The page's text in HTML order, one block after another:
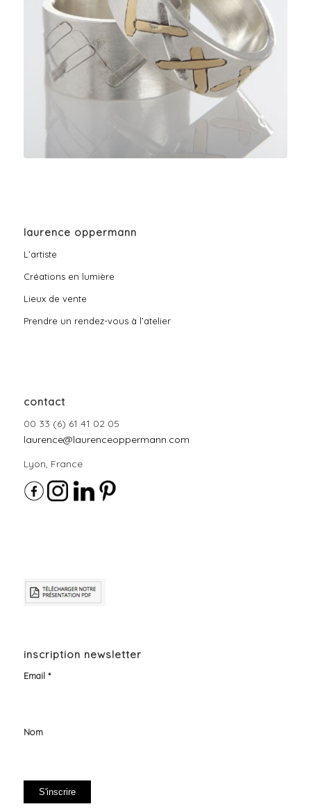
BIjoux pour Hommes
laurence oppermann
L’artiste
Créations en lumière
Lieux de vente
Prendre un rendez-vous à l’atelier
contact
00 33 (6) 61 41 02 05
laurence@laurenceoppermann.com
Lyon, France
inscription newsletter
Email *
Nom